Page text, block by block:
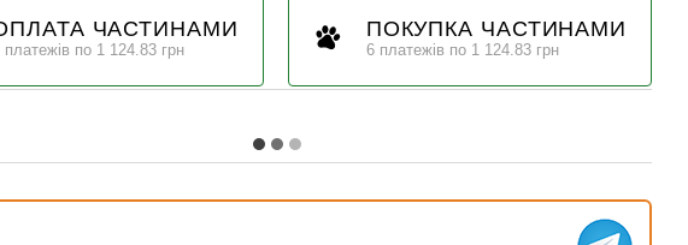
ЧАСТИНАМИ
платежів по 1 124.83 грн
ПОКУПКА ЧАСТИНАМИ
6 платежів по 1 124.83 грн